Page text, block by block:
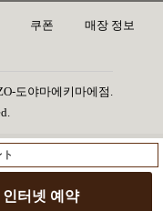
쿠폰 매장 정보
도야마에키마에점.
인터넷 예약